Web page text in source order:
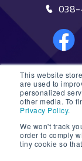
This website
are used to
personalized
other media. To
Privacy Policy.
We won't track
order to comply
tiny cookie so
038-
ติด
ติดต่